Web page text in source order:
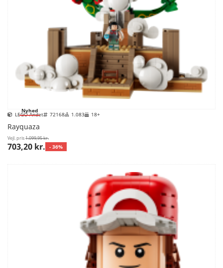
Nyhed
LEGO Andet 72168 1.083 18+
Rayquaza
Vejl. pris1.099,95 kr.
703,20 kr. - 36%